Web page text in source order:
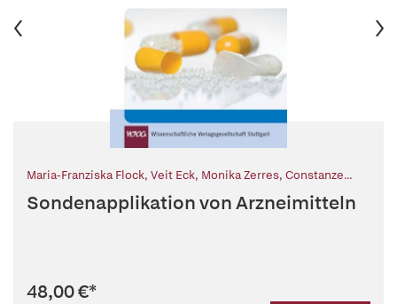
Maria-Franziska Flock, Veit Eck, Monika Zerres, Constanze
Sondenapplikation von Arzneimitteln
48,00 €*